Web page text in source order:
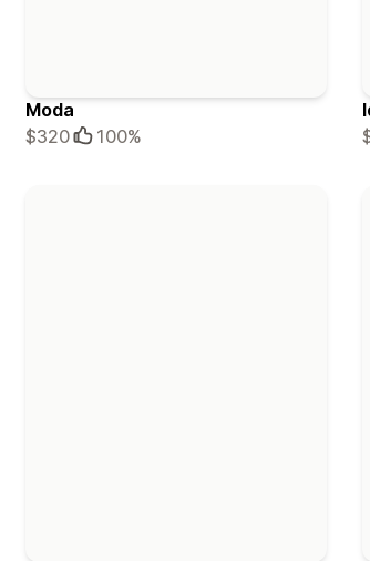
Moda
$320
100%